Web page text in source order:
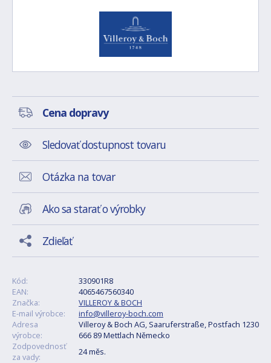
Cena dopravy
Sledovať dostupnost tovaru
Otázka na tovar
Ako sa starať o výrobky
Zdieľať
Kód:
330901R8
EAN:
4065467560340
Značka:
VILLEROY & BOCH
E-mail výrobce:
info@villeroy-boch.com
Adresa
výrobce:
Villeroy & Boch AG, Saaruferstraße, Postfach 1230
666 89 Mettlach Německo
Zodpovednosť
za vady:
24 měs.